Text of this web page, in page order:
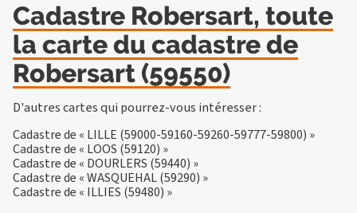
Cadastre Robersart, toute
la carte du cadastre de
Robersart (59550)
D'autres cartes qui pourrez-vous intéresser :
Cadastre de « LILLE (59000-59160-59260-59777-59800) »
Cadastre de « LOOS (59120) »
Cadastre de « DOURLERS (59440) »
Cadastre de « WASQUEHAL (59290) »
Cadastre de « ILLIES (59480) »